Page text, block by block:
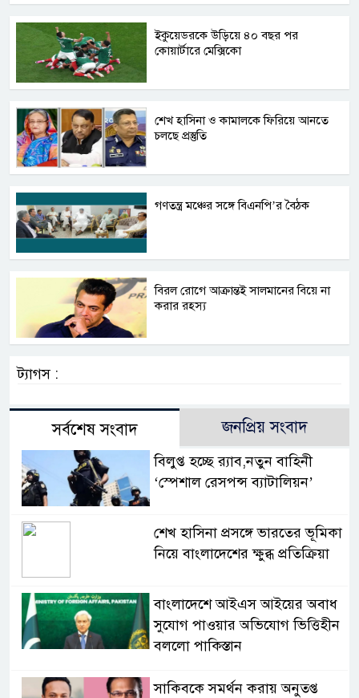
ইকুয়েডরকে উড়িয়ে ৪০ বছর পর
কোয়ার্টারে মেক্সিকো
শেখ হাসিনা ও কামালকে ফিরিয়ে আনতে
চলছে প্রস্তুতি
গণতন্ত্র মঞ্চের সঙ্গে বিএনপি’র বৈঠক
বিরল রোগে আক্রান্তই সালমানের বিয়ে না
করার রহস্য
ট্যাগস :
সর্বশেষ সংবাদ জনপ্রিয় সংবাদ
বিলুপ্ত হচ্ছে র‍্যাব,নতুন বাহিনী
‘স্পেশাল রেসপন্স ব্যাটালিয়ন’
শেখ হাসিনা প্রসঙ্গে ভারতের ভূমিকা
নিয়ে বাংলাদেশের ক্ষুব্ধ প্রতিক্রিয়া
বাংলাদেশে আইএস আইয়ের অবাধ
সুযোগ পাওয়ার অভিযোগ ভিত্তিহীন
বললো পাকিস্তান
সাকিবকে সমর্থন করায় অনুতপ্ত